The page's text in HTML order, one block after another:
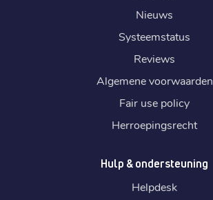
Nieuws
Systeemstatus
Reviews
Algemene voorwaarden
Fair use policy
Herroepingsrecht
Hulp & ondersteuning
Helpdesk